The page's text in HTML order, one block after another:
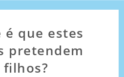
é que estes
pretendem
filhos?